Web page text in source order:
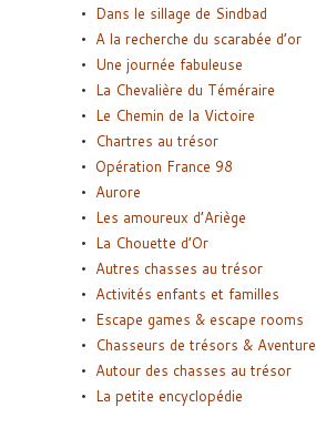
Dans le sillage de Sindbad
A la recherche du scarabée d’or
Une journée fabuleuse
La Chevalière du Téméraire
Le Chemin de la Victoire
Chartres au trésor
Opération France 98
Aurore
Les amoureux d’Ariège
La Chouette d’Or
Autres chasses au trésor
Activités enfants et familles
Escape games & escape rooms
Chasseurs de trésors & Aventure
Autour des chasses au trésor
La petite encyclopédie